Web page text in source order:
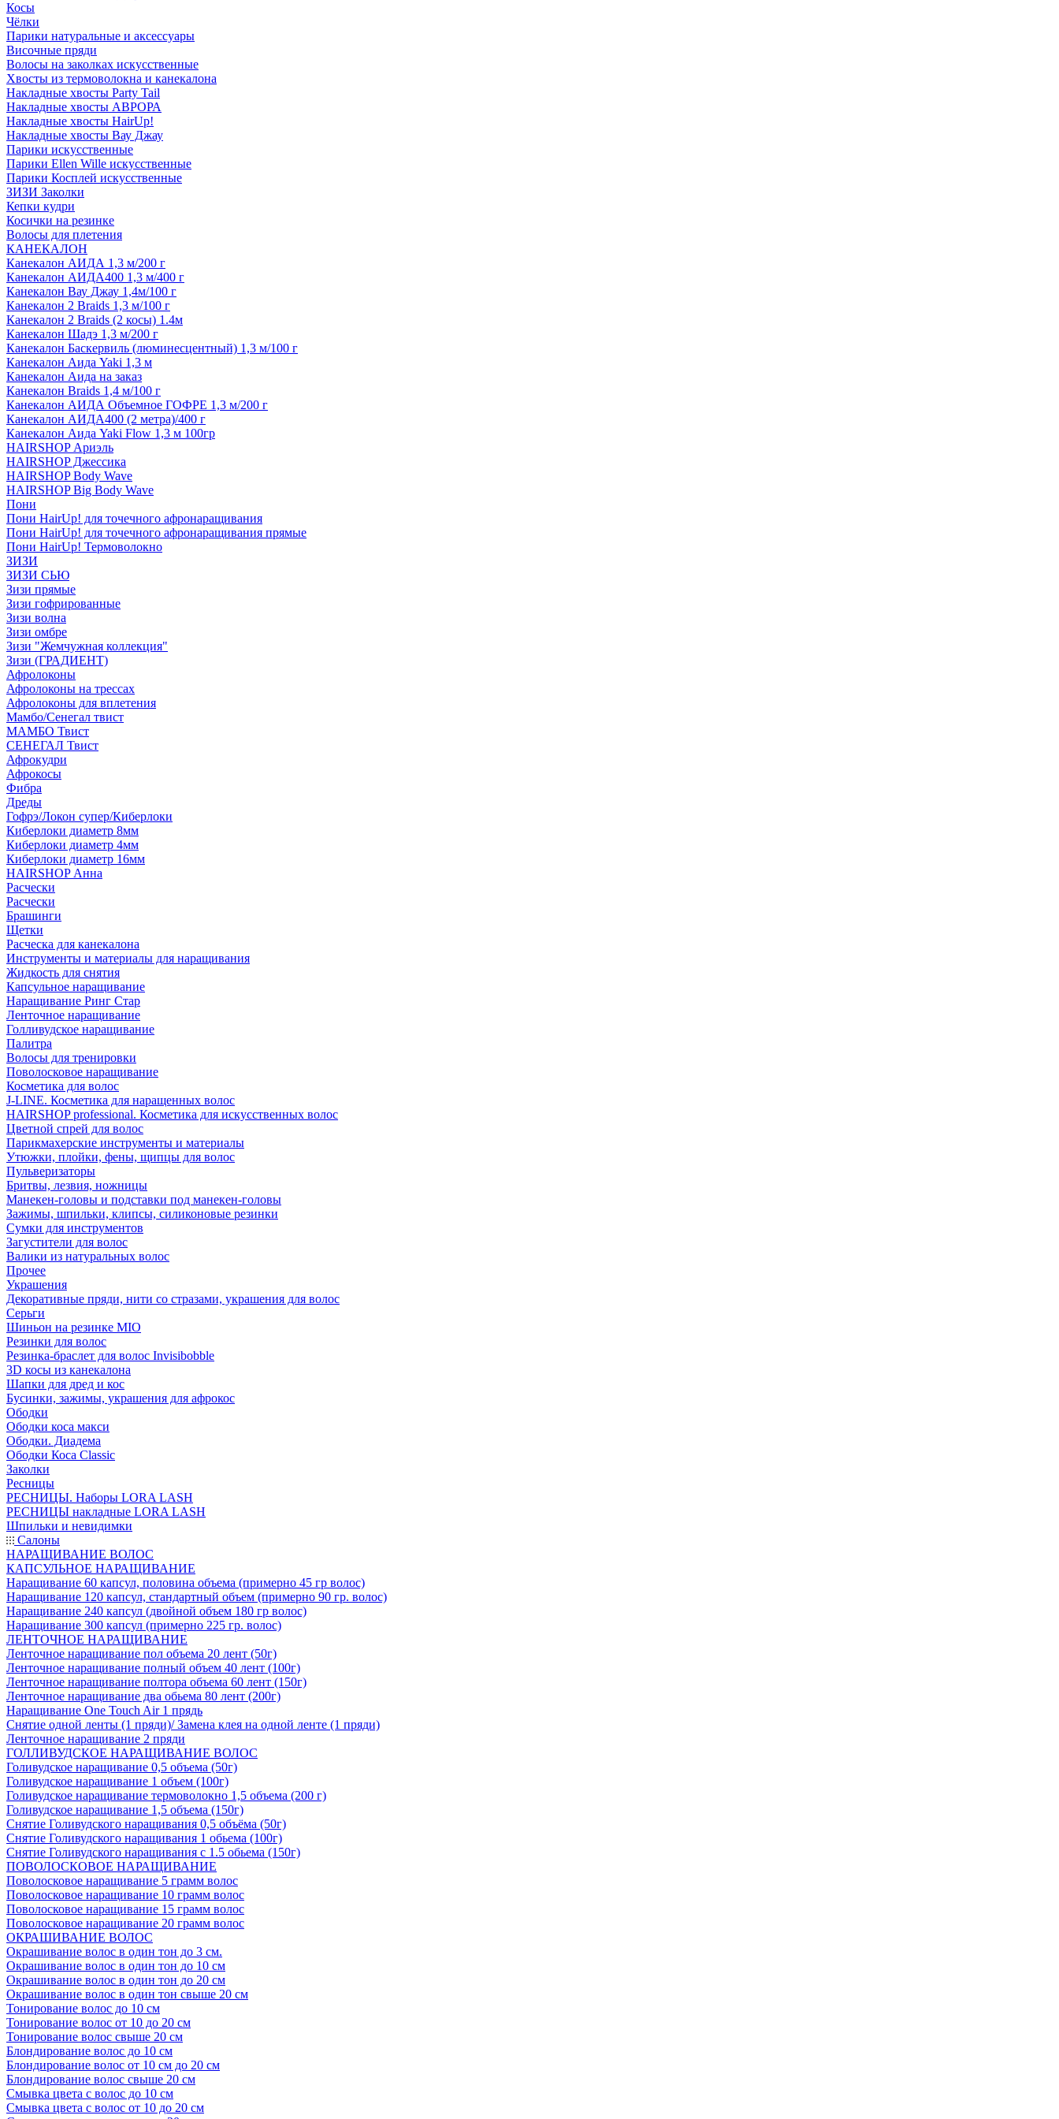
Косы
Чёлки
Парики натуральные и аксессуары
Височные пряди
Волосы на заколках искусственные
Хвосты из термоволокна и канекалона
Накладные хвосты Party Tail
Накладные хвосты АВРОРА
Накладные хвосты HairUp!
Накладные хвосты Вау Джау
Парики искусственные
Парики Ellen Wille искусственные
Парики Косплей искусственные
ЗИЗИ Заколки
Кепки кудри
Косички на резинке
Волосы для плетения
КАНЕКАЛОН
Канекалон АИДА 1,3 м/200 г
Канекалон АИДА400 1,3 м/400 г
Канекалон Вау Джау 1,4м/100 г
Канекалон 2 Braids 1,3 м/100 г
Канекалон 2 Braids (2 косы) 1.4м
Канекалон Шадэ 1,3 м/200 г
Канекалон Баскервиль (люминесцентный) 1,3 м/100 г
Канекалон Аида Yaki 1,3 м
Канекалон Аида на заказ
Канекалон Braids 1,4 м/100 г
Канекалон АИДА Объемное ГОФРЕ 1,3 м/200 г
Канекалон АИДА400 (2 метра)/400 г
Канекалон Аида Yaki Flow 1,3 м 100гр
HAIRSHOP Ариэль
HAIRSHOP Джессика
HAIRSHOP Body Wave
HAIRSHOP Big Body Wave
Пони
Пони HairUp! для точечного афронаращивания
Пони HairUp! для точечного афронаращивания прямые
Пони HairUp! Термоволокно
ЗИЗИ
ЗИЗИ СЬЮ
Зизи прямые
Зизи гофрированные
Зизи волна
Зизи омбре
Зизи "Жемчужная коллекция"
Зизи (ГРАДИЕНТ)
Афролоконы
Афролоконы на трессах
Афролоконы для вплетения
Мамбо/Сенегал твист
МАМБО Твист
СЕНЕГАЛ Твист
Афрокудри
Афрокосы
Фибра
Дреды
Гофрэ/Локон супер/Киберлоки
Киберлоки диаметр 8мм
Киберлоки диаметр 4мм
Киберлоки диаметр 16мм
HAIRSHOP Анна
Расчески
Расчески
Брашинги
Щетки
Расческа для канекалона
Инструменты и материалы для наращивания
Жидкость для снятия
Капсульное наращивание
Наращивание Ринг Стар
Ленточное наращивание
Голливудское наращивание
Палитра
Волосы для тренировки
Поволосковое наращивание
Косметика для волос
J-LINE. Косметика для наращенных волос
HAIRSHOP professional. Косметика для искусственных волос
Цветной спрей для волос
Парикмахерские инструменты и материалы
Утюжки, плойки, фены, щипцы для волос
Пульверизаторы
Бритвы, лезвия, ножницы
Манекен-головы и подставки под манекен-головы
Зажимы, шпильки, клипсы, силиконовые резинки
Сумки для инструментов
Загустители для волос
Валики из натуральных волос
Прочее
Украшения
Декоративные пряди, нити со стразами, украшения для волос
Серьги
Шиньон на резинке MIO
Резинки для волос
Резинка-браслет для волос Invisibobble
3D косы из канекалона
Шапки для дред и кос
Бусинки, зажимы, украшения для афрокос
Ободки
Ободки коса макси
Ободки. Диадема
Ободки Коса Classic
Заколки
Ресницы
РЕСНИЦЫ. Наборы LORA LASH
РЕСНИЦЫ накладные LORA LASH
Шпильки и невидимки
Салоны
НАРАЩИВАНИЕ ВОЛОС
КАПСУЛЬНОЕ НАРАЩИВАНИЕ
Наращивание 60 капсул, половина объема (примерно 45 гр волос)
Наращивание 120 капсул, стандартный объем (примерно 90 гр. волос)
Наращивание 240 капсул (двойной объем 180 гр волос)
Наращивание 300 капсул (примерно 225 гр. волос)
ЛЕНТОЧНОЕ НАРАЩИВАНИЕ
Ленточное наращивание пол объема 20 лент (50г)
Ленточное наращивание полный объем 40 лент (100г)
Ленточное наращивание полтора объема 60 лент (150г)
Ленточное наращивание два обьема 80 лент (200г)
Наращивание One Touch Air 1 прядь
Снятие одной ленты (1 пряди)/ Замена клея на одной ленте (1 пряди)
Ленточное наращивание 2 пряди
ГОЛЛИВУДСКОЕ НАРАЩИВАНИЕ ВОЛОС
Голивудское наращивание 0,5 объема (50г)
Голивудское наращивание 1 объем (100г)
Голивудское наращивание термоволокно 1,5 объема (200 г)
Голивудское наращивание 1,5 объема (150г)
Снятие Голивудского наращивания 0,5 объёма (50г)
Снятие Голивудского наращивания 1 обьема (100г)
Снятие Голивудского наращивания с 1.5 обьема (150г)
ПОВОЛОСКОВОЕ НАРАЩИВАНИЕ
Поволосковое наращивание 5 грамм волос
Поволосковое наращивание 10 грамм волос
Поволосковое наращивание 15 грамм волос
Поволосковое наращивание 20 грамм волос
ОКРАШИВАНИЕ ВОЛОС
Окрашивание волос в один тон до 3 см.
Окрашивание волос в один тон до 10 см
Окрашивание волос в один тон до 20 см
Окрашивание волос в один тон свыше 20 см
Тонирование волос до 10 см
Тонирование волос от 10 до 20 см
Тонирование волос свыше 20 см
Блондирование волос до 10 см
Блондирование волос от 10 см до 20 см
Блондирование волос свыше 20 см
Смывка цвета с волос до 10 см
Смывка цвета с волос от 10 до 20 см